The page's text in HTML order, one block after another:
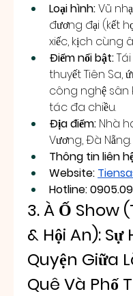
Loại hình: Vũ
đương đại (kết
xiếc, kịch cùng
Điểm nổi bật:
thuyết Tiên Sa,
công nghệ sân
tác đa chiều.
Địa điểm: Nhà
Vương, Đà Nẵng.
Thông tin liên
Website:
Hotline:
3. À Ố Show
& Hội An): Sự
Quyện Giữa
Quê Và Phố